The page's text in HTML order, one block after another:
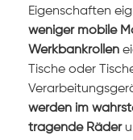
Eigenschaften
weniger mobile
Werkbankrollen
Tische oder
werden im
tragende Räder